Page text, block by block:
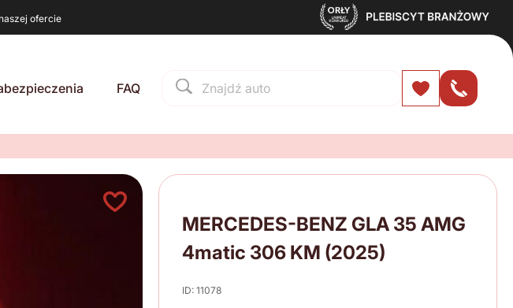
ofercie
FAQ
MERCEDES-BENZ GLA 35 AMG
4matic 306 KM (2025)
ID: 11078